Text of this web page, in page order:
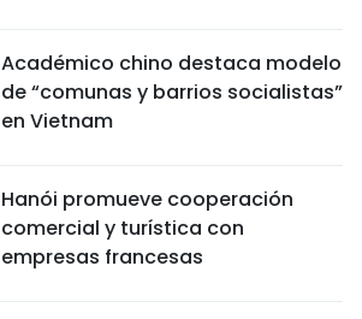
Académico chino destaca modelo
de “comunas y barrios socialistas”
en Vietnam
Hanói promueve cooperación
comercial y turística con
empresas francesas